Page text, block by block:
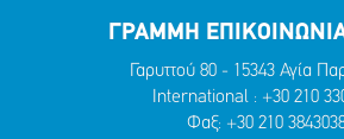
ΓΡΑΜΜΗ
Γαρυττού 80 - 15343 Αγία
International : +30 210
Φαξ: +30 210